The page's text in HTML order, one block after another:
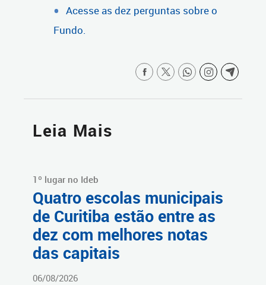
Acesse as dez perguntas sobre o
Fundo.
Leia Mais
1º lugar no Ideb
Quatro escolas municipais
de Curitiba estão entre as
dez com melhores notas
das capitais
06/08/2026